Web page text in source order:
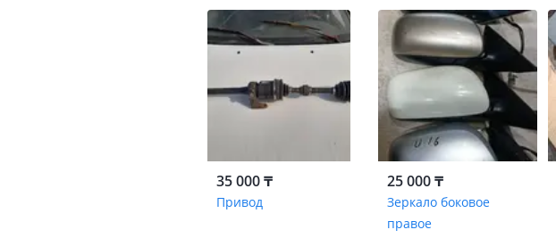
35 000 ₸
Привод
25 000 ₸
Зеркало боковое
правое